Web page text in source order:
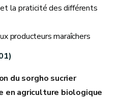
la praticité des différents
producteurs maraîchers
du sorgho sucrier
en agriculture biologique